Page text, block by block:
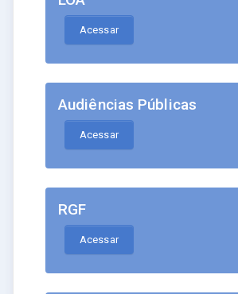
Acessar
Audiências Públicas
Acessar
RGF
Acessar